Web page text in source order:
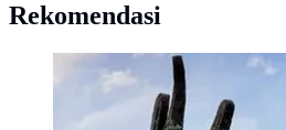
Rekomendasi